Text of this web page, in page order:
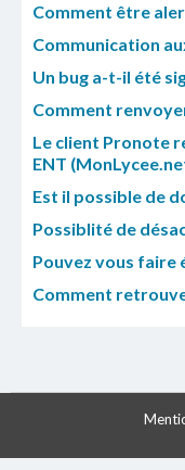
Comment être
Communication
Un bug a-t-il été
Comment
Le client Pronote
ENT
Est il possible de
Possiblité de
Pouvez vous faire
Comment